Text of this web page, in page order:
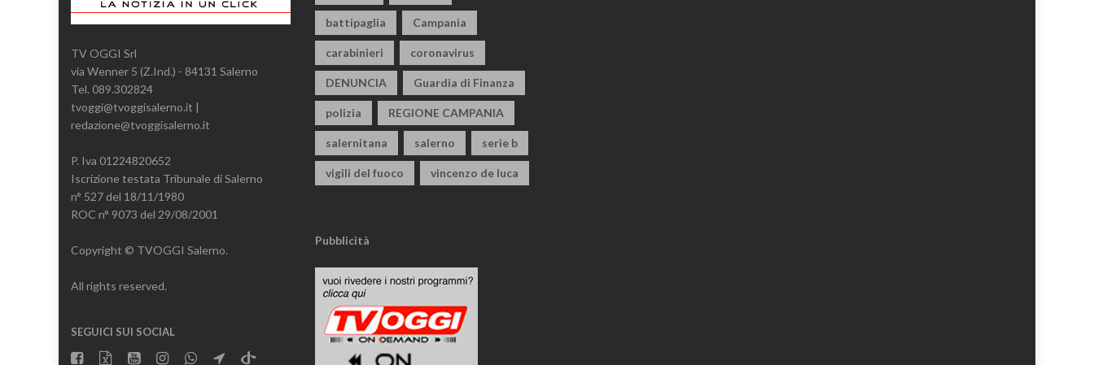
TV OGGI Srl
via Wenner 5 (Z.Ind.) - 84131 Salerno
Tel. 089.302824
tvoggi@tvoggisalerno.it |
redazione@tvoggisalerno.it
P. Iva 01224820652
Iscrizione testata Tribunale di Salerno
n° 527 del 18/11/1980
ROC n° 9073 del 29/08/2001
Copyright © TVOGGI Salerno.
All rights reserved.
SEGUICI SUI SOCIAL
battipaglia Campania
carabinieri coronavirus
DENUNCIA Guardia di Finanza
polizia REGIONE CAMPANIA
salernitana salerno serie b
vigili del fuoco vincenzo de luca
Pubblicità